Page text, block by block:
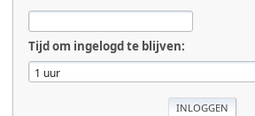
Tijd om ingelogd te blijven: